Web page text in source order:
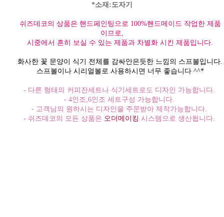
*소재:도자기
쉬즈데코의 상품은 핸드페인팅으로 100%핸드메이드 작업한 제품
이므로,
시중에서 흔히 보실 수 있는 제품과 차별화 시킨 제품입니다.
화사한 꽃 문양이 식기 전체를 감싸안은듯한 느낌의 스프볼입니다.
스프볼이나 시리얼볼로 사용하시면 너무 좋습니다 ^^*
- 다른 형태의 커피잔세트나 식기세트로도 디자인 가능합니다.
- 4인조,6인조 세트구성 가능합니다.
- 고객님의 원하시는 디자인을 주문받아 제작가능합니다.
- 쉬즈데코의 모든 상품은 오더메이킹 시스템으로 생산됩니다.